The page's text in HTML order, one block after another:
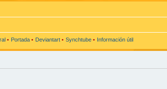
• Portada • Deviantart • Synchtube • Información útil